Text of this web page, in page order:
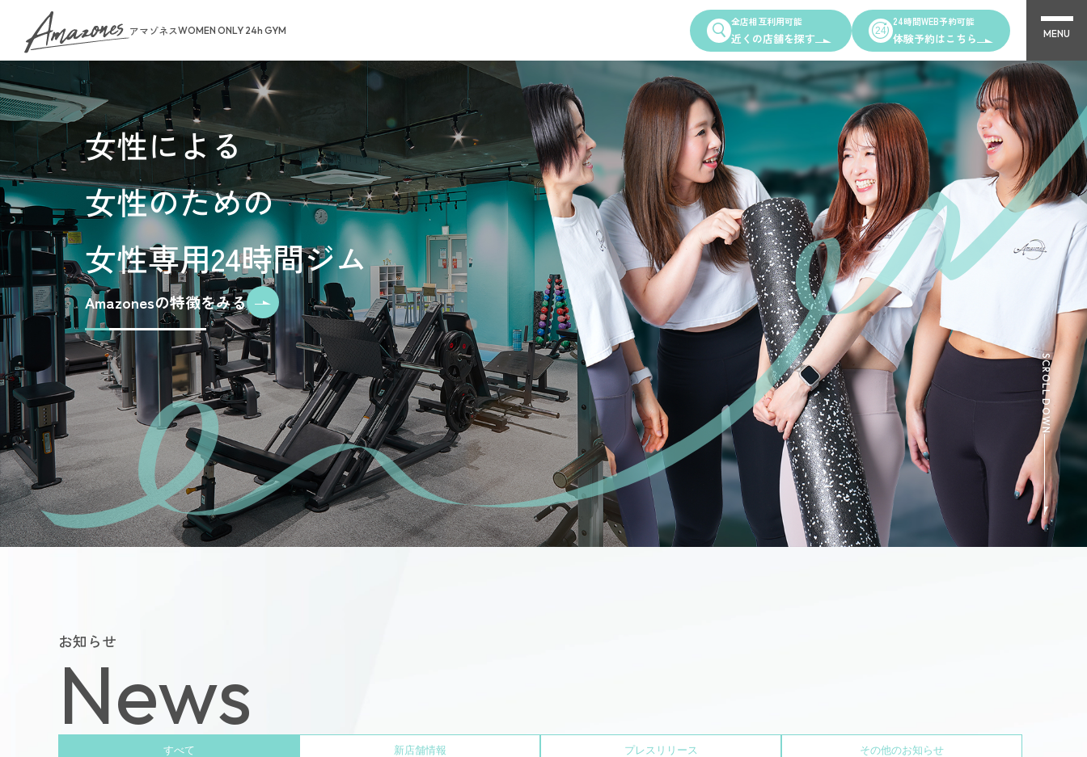
アマゾネスWOMEN ONLY 24h GYM
全店相互利用可能
近くの店舗を探す
24時間WEB予約可能
体験予約はこちら MENU
トップページ
お知らせ
ゾネスタイムズ
無料体験・見学予約
ご予約から無料体験・見学までの流れ
料金案内
入会手続きのご案内
お支払いについて
よくあるご質問
会員様からいただいた声
Service
女性専用24時間ジム
Amazonesのパーソナルトレーニング
Dr.Amazones
AI姿勢診断・改善
Recruitment
採用情報
Other Shops
完全個室PRIVATE GYM Highness
24時間ジム Amazones & Hercules
AMAZONES ONLINE SHOP
お問い合わせ マイページ
運営会社について サイトマップご利用規約個人情報保護方針WEBサイトのご利用に当たって
女性による
女性のための
女性専用24時間ジム
Amazonesの特徴をみる
SCROLL DOWN
お知らせ
News
すべて 新店舗情報 プレスリリース その他のお知らせ